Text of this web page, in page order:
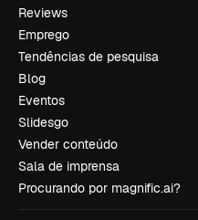
Reviews
Emprego
Tendências de pesquisa
Blog
Eventos
Slidesgo
Vender conteúdo
Sala de imprensa
Procurando por magnific.ai?